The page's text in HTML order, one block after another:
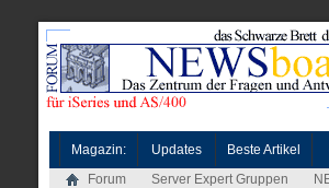
Magazin: Updates Beste Artikel
Forum
Server Expert Gruppen